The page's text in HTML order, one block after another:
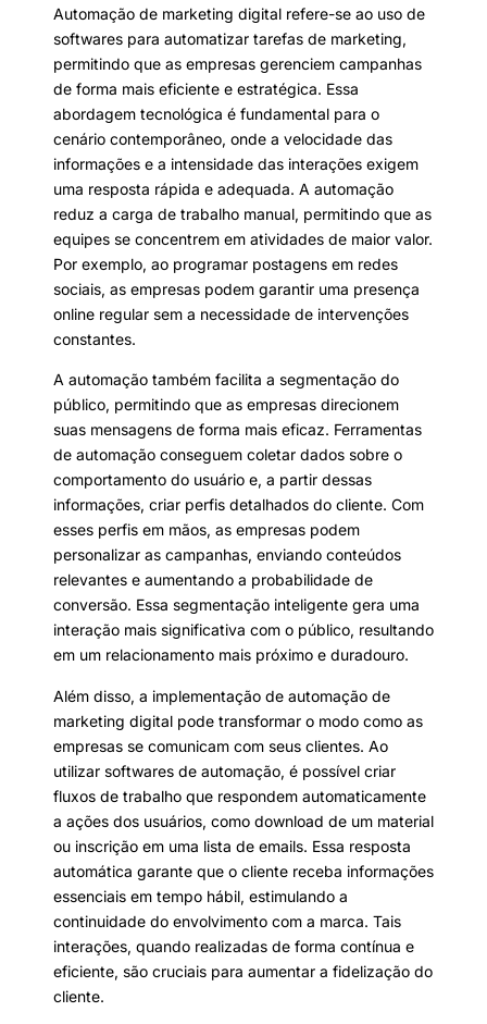
Automação de marketing digital refere-se ao uso de
softwares para automatizar tarefas de marketing,
permitindo que as empresas gerenciem campanhas
de forma mais eficiente e estratégica. Essa
abordagem tecnológica é fundamental para o
cenário contemporâneo, onde a velocidade das
informações e a intensidade das interações exigem
uma resposta rápida e adequada. A automação
reduz a carga de trabalho manual, permitindo que as
equipes se concentrem em atividades de maior valor.
Por exemplo, ao programar postagens em redes
sociais, as empresas podem garantir uma presença
online regular sem a necessidade de intervenções
constantes.
A automação também facilita a segmentação do
público, permitindo que as empresas direcionem
suas mensagens de forma mais eficaz. Ferramentas
de automação conseguem coletar dados sobre o
comportamento do usuário e, a partir dessas
informações, criar perfis detalhados do cliente. Com
esses perfis em mãos, as empresas podem
personalizar as campanhas, enviando conteúdos
relevantes e aumentando a probabilidade de
conversão. Essa segmentação inteligente gera uma
interação mais significativa com o público, resultando
em um relacionamento mais próximo e duradouro.
Além disso, a implementação de automação de
marketing digital pode transformar o modo como as
empresas se comunicam com seus clientes. Ao
utilizar softwares de automação, é possível criar
fluxos de trabalho que respondem automaticamente
a ações dos usuários, como download de um material
ou inscrição em uma lista de emails. Essa resposta
automática garante que o cliente receba informações
essenciais em tempo hábil, estimulando a
continuidade do envolvimento com a marca. Tais
interações, quando realizadas de forma contínua e
eficiente, são cruciais para aumentar a fidelização do
cliente.